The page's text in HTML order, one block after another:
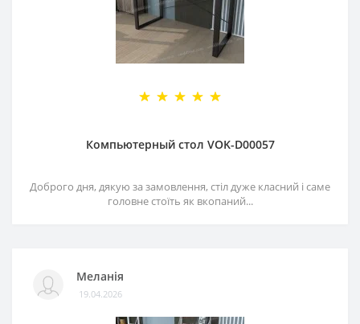
Компьютерный стол VOK-D00057
Доброго дня, дякую за замовлення, стіл дуже класний і саме
головне стоїть як вкопаний...
Меланія
19.04.2026